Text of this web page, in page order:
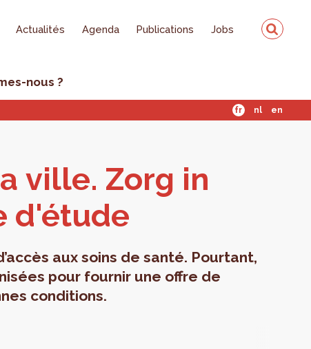
Actualités Agenda Publications Jobs
nous ?
fr nl en
ville. Zorg in
d'é­tude
aux soins de santé. Pourtant,
pour fournir une offre de
conditions.